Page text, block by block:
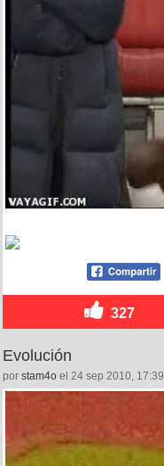
327
Evolución
por stam4o el 24 sep 2010, 17:39